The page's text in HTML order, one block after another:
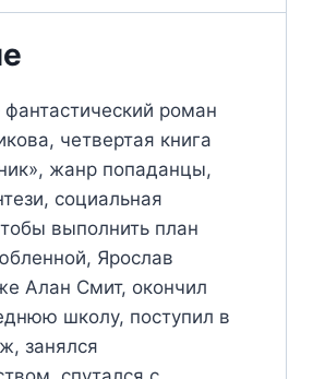
роман
четвертая книга
жанр попаданцы,
социальная
выполнить план
Ярослав
Алан Смит, окончил
школу, поступил в
занялся